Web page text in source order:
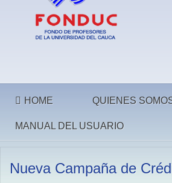
HOME QUIENES
MANUAL DEL USUARIO
Nueva Campaña de